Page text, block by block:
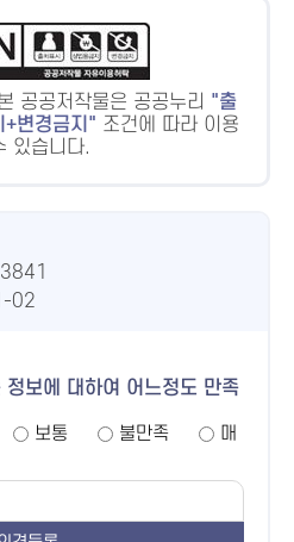
공공저작물은 공공누리
출
변경금지
조건에 따라 이용
있습니다.
02
보에 대하여 어느정도 만족
보통 불만족
매